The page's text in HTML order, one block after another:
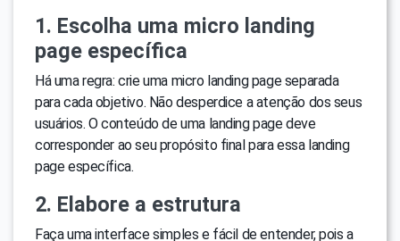
1. Escolha uma micro landing
page específica
Há uma regra: crie uma micro landing page separada
para cada objetivo. Não desperdice a atenção dos seus
usuários. O conteúdo de uma landing page deve
corresponder ao seu propósito final para essa landing
page específica.
2. Elabore a estrutura
Faça uma interface simples e fácil de entender, pois a